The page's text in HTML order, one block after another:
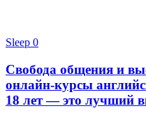
Sleep 0
Свобода общения и
онлайн-курсы
18 лет — это лучший